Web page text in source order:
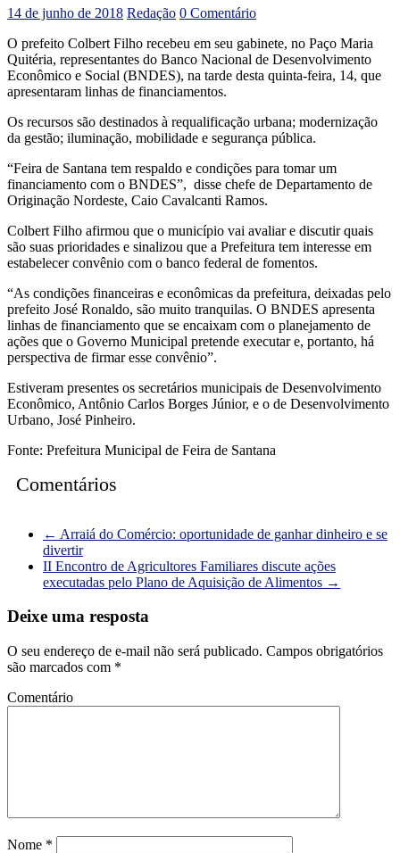
14 de junho de 2018 Redação 0 Comentário
O prefeito Colbert Filho recebeu em seu gabinete, no Paço Maria
Quitéria, representantes do Banco Nacional de Desenvolvimento
Econômico e Social (BNDES), na tarde desta quinta-feira, 14, que
apresentaram linhas de financiamentos.
Os recursos são destinados à requalificação urbana; modernização
da gestão; iluminação, mobilidade e segurança pública.
“Feira de Santana tem respaldo e condições para tomar um
financiamento com o BNDES”, disse chefe de Departamento de
Originação Nordeste, Caio Cavalcanti Ramos.
Colbert Filho afirmou que o município vai avaliar e discutir quais
são suas prioridades e sinalizou que a Prefeitura tem interesse em
estabelecer convênio com o banco federal de fomentos.
“As condições financeiras e econômicas da prefeitura, deixadas pelo
prefeito José Ronaldo, são muito tranquilas. O BNDES apresenta
linhas de financiamento que se encaixam com o planejamento de
ações que o Governo Municipal pretende executar e, portanto, há
perspectiva de firmar esse convênio”.
Estiveram presentes os secretários municipais de Desenvolvimento
Econômico, Antônio Carlos Borges Júnior, e o de Desenvolvimento
Urbano, José Pinheiro.
Fonte: Prefeitura Municipal de Feira de Santana
Comentários
← Arraiá do Comércio: oportunidade de ganhar dinheiro e se
divertir
II Encontro de Agricultores Familiares discute ações
executadas pelo Plano de Aquisição de Alimentos →
Deixe uma resposta
O seu endereço de e-mail não será publicado. Campos obrigatórios
são marcados com *
Comentário
Nome *